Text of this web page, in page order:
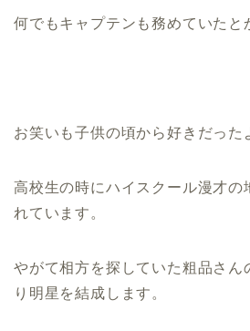
何でもキャプテンも務めていたと
お笑いも子供の頃から好きだった
高校生の時にハイスクール漫才の
れています。
やがて相方を探していた粗品さん
り明星を結成します。